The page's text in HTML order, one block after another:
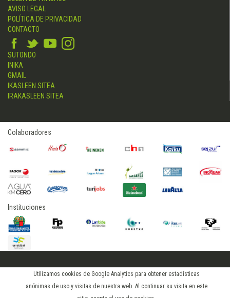
Utilizamos cookies de Google Analytics para obtener estadísticas
anónimas de uso y visitas de nuestra web. Al continuar su visita en este
AVISO LEGAL
POLÍTICA DE PRIVACIDAD
CONTACTO
SUTONDO
INIKA
GMAIL
IKASLEEN SITEA
IRAKASLEEN SITEA
Colaboradores
Instituciones
2015 © hostelerialeioa